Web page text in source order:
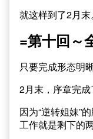
就这样到了2月末
=第十回～
只要完成形态明
2月末，序章完成
因为“逆转姐妹”
工作就是剩下的两